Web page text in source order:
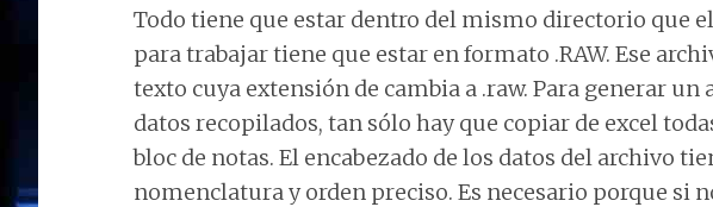
Todo tiene que estar dentro del mismo directorio que
para trabajar tiene que estar en formato .RAW. Ese
texto cuya extensión de cambia a .raw. Para generar
datos recopilados, tan sólo hay que copiar de excel
bloc de notas. El encabezado de los datos del archivo
nomenclatura y orden preciso. Es necesario porque si